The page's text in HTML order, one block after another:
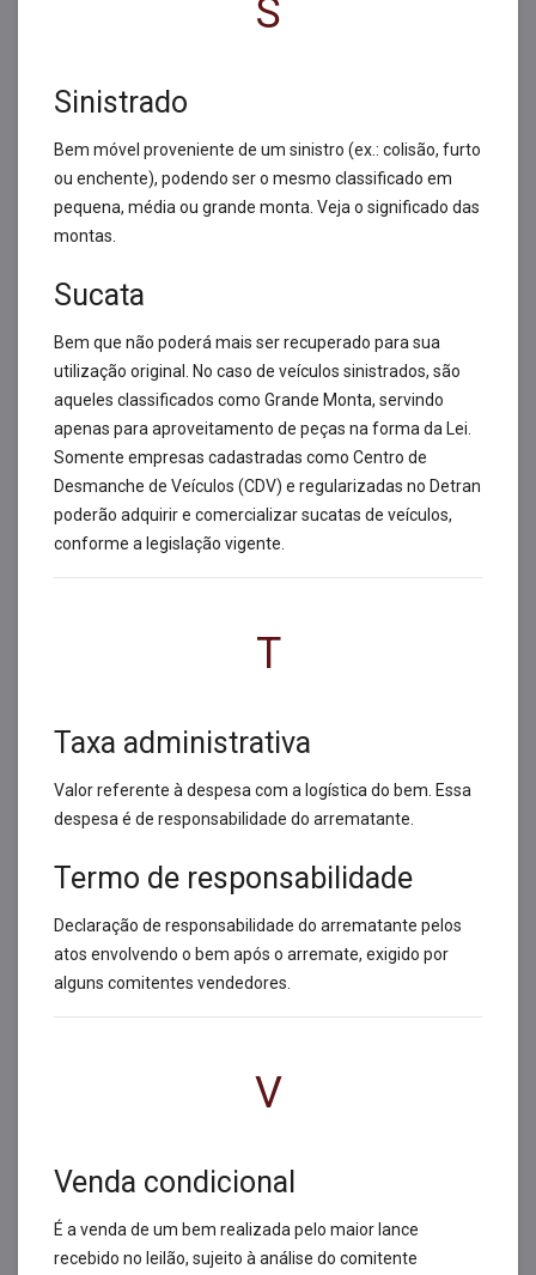
S
Sinistrado
Bem móvel proveniente de um sinistro (ex.: colisão, furto
ou enchente), podendo ser o mesmo classificado em
pequena, média ou grande monta. Veja o significado das
montas.
Sucata
Bem que não poderá mais ser recuperado para sua
utilização original. No caso de veículos sinistrados, são
aqueles classificados como Grande Monta, servindo
apenas para aproveitamento de peças na forma da Lei.
Somente empresas cadastradas como Centro de
Desmanche de Veículos (CDV) e regularizadas no Detran
poderão adquirir e comercializar sucatas de veículos,
conforme a legislação vigente.
T
Taxa administrativa
Valor referente à despesa com a logística do bem. Essa
despesa é de responsabilidade do arrematante.
Termo de responsabilidade
Declaração de responsabilidade do arrematante pelos
atos envolvendo o bem após o arremate, exigido por
alguns comitentes vendedores.
V
Venda condicional
É a venda de um bem realizada pelo maior lance
recebido no leilão, sujeito à análise do comitente